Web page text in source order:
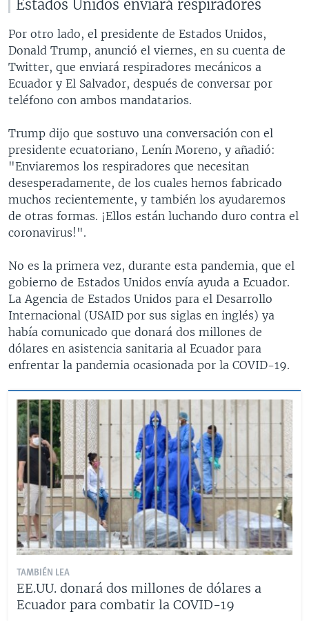
i
o
u
s
s
l
d
e
l
i
d
e
Estados Unidos enviará respiradores
Por otro lado, el presidente de Estados Unidos,
Donald Trump, anunció el viernes, en su cuenta de
Twitter, que enviará respiradores mecánicos a
Ecuador y El Salvador, después de conversar por
teléfono con ambos mandatarios.
Trump dijo que sostuvo una conversación con el
presidente ecuatoriano, Lenín Moreno, y añadió:
"Enviaremos los respiradores que necesitan
desesperadamente, de los cuales hemos fabricado
muchos recientemente, y también los ayudaremos
de otras formas. ¡Ellos están luchando duro contra el
coronavirus!".
No es la primera vez, durante esta pandemia, que el
gobierno de Estados Unidos envía ayuda a Ecuador.
La Agencia de Estados Unidos para el Desarrollo
Internacional (USAID por sus siglas en inglés) ya
había comunicado que donará dos millones de
dólares en asistencia sanitaria al Ecuador para
enfrentar la pandemia ocasionada por la COVID-19.
TAMBIÉN LEA
EE.UU. donará dos millones de dólares a
Ecuador para combatir la COVID-19